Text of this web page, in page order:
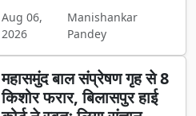
Aug 06,
2026
Manishankar
Pandey
महासमुंद बाल संप्रेषण गृह से 8
किशोर फरार, बिलासपुर हाई